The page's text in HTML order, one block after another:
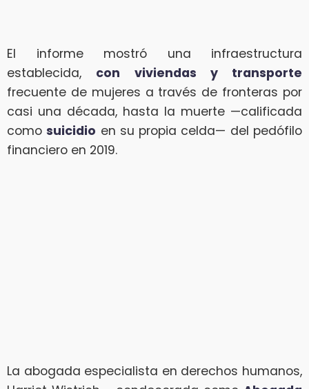
El informe mostró una infraestructura
establecida, con viviendas y transporte
frecuente de mujeres a través de fronteras por
casi una década, hasta la muerte —calificada
comosuicidio en su propia celda— del pedófilo
financiero en 2019.
La abogada especialista en derechos humanos,